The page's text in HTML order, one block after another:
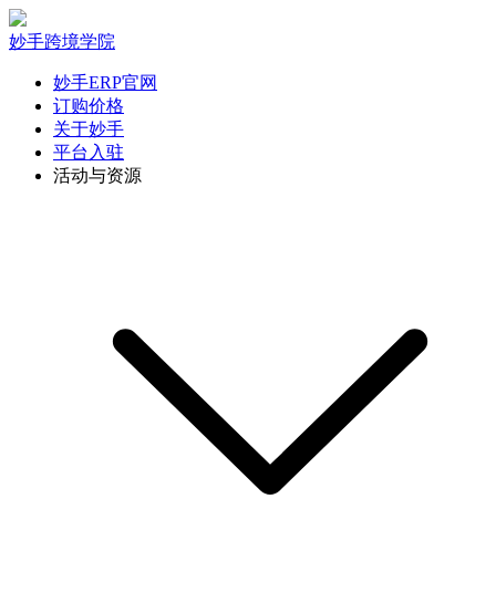
妙手跨境学院
妙手ERP官网
订购价格
关于妙手
平台入驻
活动与资源